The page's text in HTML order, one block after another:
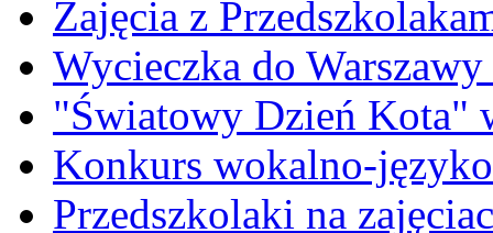
Zajęcia z
Wycieczka do
"Światowy Dzień Kota"
Konkurs wokalno-
Przedszkolaki na